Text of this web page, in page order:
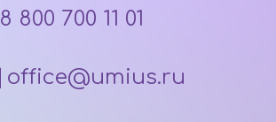
8 800 700 11 01
office@umius.ru